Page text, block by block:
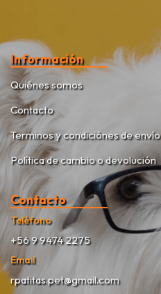
Información
Quiénes somos
Contacto
Terminos y condiciónes de envío
Política de cambio o devolución
Contacto
Teléfono
+56 9 9474 2275
Email
rpatitas.pet@gmail.com